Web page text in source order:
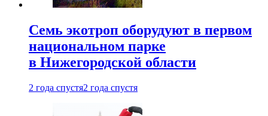
Семь экотроп оборудуют в первом
национальном парке
в Нижегородской области
2 года спустя2 года спустя